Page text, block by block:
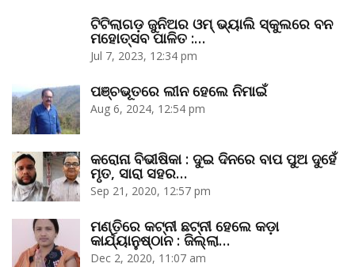
ଟିଟିଲାଗଡ଼ ଜୁନିଅର ଓମ୍‌ ଭ୍ୟାଲି ସ୍କୁଲରେ ବନ
ମହୋତ୍ସବ ପାଳିତ :…
Jul 7, 2023, 12:34 pm
ପଞ୍ଚଭୂତରେ ଲୀନ ହେଲେ ନିମାଇଁ
Aug 6, 2024, 12:54 pm
କରୋନା ବିଭୀଷିକା : ଦୁଇ ଦିନରେ ବାପ ପୁଅ ଦୁହେଁ
ମୃତ, ସାରା ସହର…
Sep 21, 2020, 12:57 pm
ମଣ୍ତିରେ କଟ୍‌ନୀ ଛଟ୍‌ନୀ ହେଲେ କଡ଼ା
କାର୍ଯ୍ୟାନୁଷ୍ଠାନ : ଜିଲ୍ଲା…
Dec 2, 2020, 11:07 am